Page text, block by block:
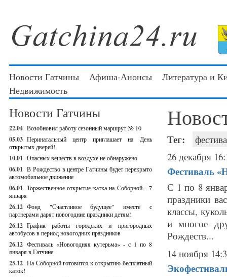
Новости Гатчины Афиша-Анонсы
Литература и
Недвижимость
Новости Гатчины
22.04 Возобновил работу сезонный маршрут № 10
05.03 Перинатальный центр приглашает на День
открытых дверей!
10.01 Опасных веществ в воздухе не обнаружено
06.01 В Рождество в центре Гатчины будет перекрыто
автомобильное движение
06.01 Торжественное открытие катка на Соборной - 7
января
26.12 Фонд "Счастливое будущее" вместе с
партнерами дарят новогодние праздники детям!
26.12 График работы городских и пригородных
автобусов в период новогодних праздников
26.12 Фестиваль «Новогодняя кутерьма» - с 1 по 8
января в Гатчине
25.12 На Соборной готовится к открытию бесплатный
каток!
Тег:
26 декабря
Фестиваль
С 1 по 8
праздники
классы,
и многое
Рождеств...
14 ноября